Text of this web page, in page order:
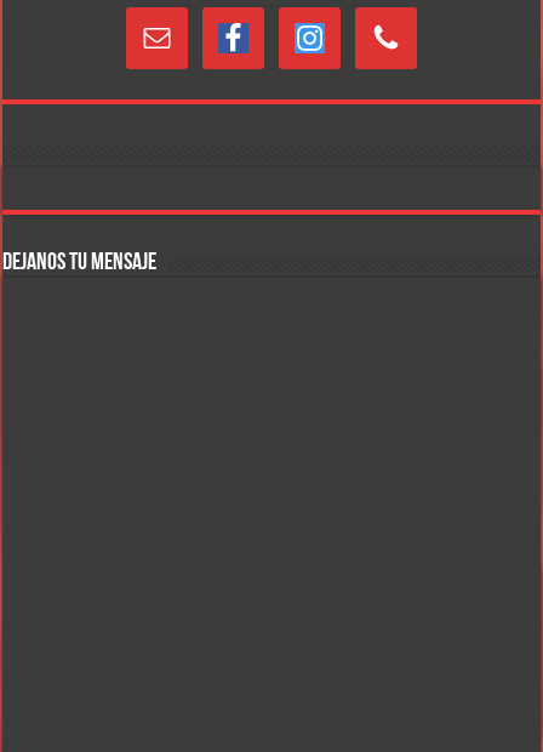
DEJANOS TU MENSAJE